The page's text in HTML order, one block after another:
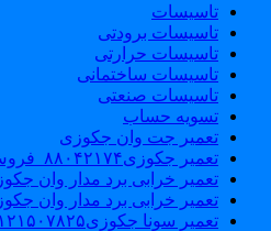
تاسیسات
تاسیسات برودتی
تاسیسات حرارتی
تاسیسات ساختمانی
تاسیسات صنعتی
تسویه حساب
تعمیر جت وان جکوزی
تعمیر جکوزی۸۸۰۴۲۱۷۴_فروش وان_جکوزی
تعمیر خرابی برد مدار وان جکوزی
تعمیر خرابی برد مدار وان جکوزی
تعمیر سونا جکوزی۰۹۱۲۱۵۰۷۸۲۵#| Sauna | Jacuzzi